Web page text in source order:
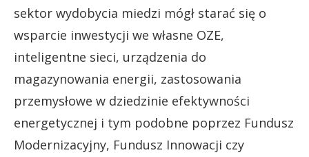
sektor wydobycia miedzi mógł starać się o
wsparcie inwestycji we własne OZE,
inteligentne sieci, urządzenia do
magazynowania energii, zastosowania
przemysłowe w dziedzinie efektywności
energetycznej i tym podobne poprzez Fundusz
Modernizacyjny, Fundusz Innowacji czy